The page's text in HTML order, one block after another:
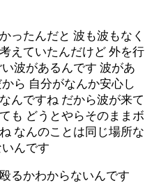
ったんだと 波も波もなく
えていたんだけど 外を行
波があるんです 波があ
ら 自分がなんか安心し
んですね だから波が来て
も どうとやらそのままボ
なんのことは同じ場所な
んです
るかわからないんです